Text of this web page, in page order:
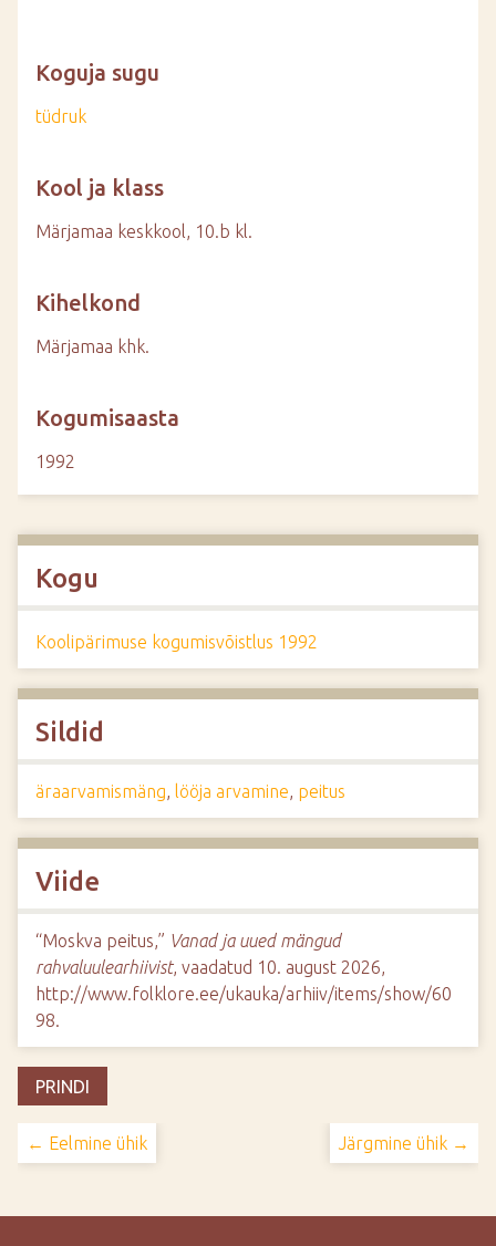
Koguja sugu
tüdruk
Kool ja klass
Märjamaa keskkool, 10.b kl.
Kihelkond
Märjamaa khk.
Kogumisaasta
1992
Kogu
Koolipärimuse kogumisvõistlus 1992
Sildid
äraarvamismäng, lööja arvamine, peitus
Viide
“Moskva peitus,” Vanad ja uued mängud
rahvaluulearhiivist, vaadatud 10. august 2026,
http://www.folklore.ee/ukauka/arhiiv/items/show/60
98.
PRINDI
← Eelmine ühik Järgmine ühik →